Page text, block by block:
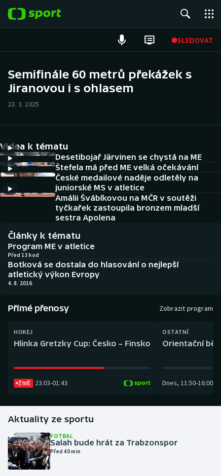
SLEDOVAT
Hokej
Cyklistika
DALŠÍ SPORTY
Americký fotbal
Basketbal
Biatlon
Curling
Dostihy
Futsal
Golf
Gymnastika
NEPŘEHLÉDNĚTE
Historické návraty
Aplikace ČT sport
Semifinále 60 metrů překážek s
Jiranovou i s ohlasem
23. 3. 2025
Videa k tématu
Desetibojař Järvinen se chystá na ME
Štefela má před ME velká očekávání
České medailové naděje odletěly na
juniorské MS v atletice
Amálii Švábíkovou na MČR v soutěži
tyčkařek zastoupila bronzem mladší
sestra Apolena
Články k tématu
Program ME v atletice
Před 13 hod
Botková se dostala do hlasování o nejlepší
atletický výkon Evropy
4. 8. 2026
Přímé přenosy Zobrazit program
HOKEJ
Hlinka Gretzky Cup: Česko – Finsko
ŽIVĚ 23:03-01:43
OSTATNÍ
Orientační
Dnes, 11:50-16:00
Aktuality ze sportu
FOTBAL
Salah bude hrát za Trabzonspor
Před 40 min